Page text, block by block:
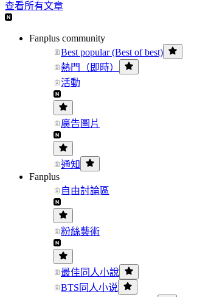
查看所有文章
Fanplus community
Best popular (Best of best)
熱門（即時）
活動
廣告圖片
通知
Fanplus
自由討論區
粉絲藝術
最佳同人小說
BTS同人小说